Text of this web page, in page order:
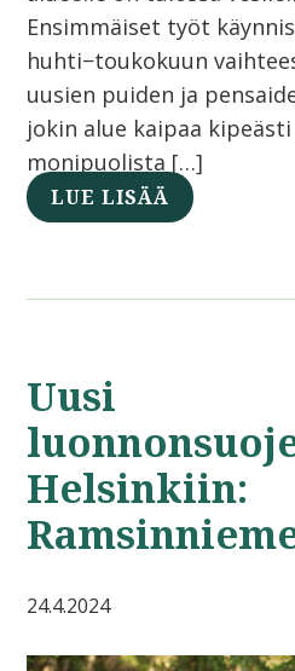
Ensimmäiset työt
huhti−toukokuun
uusien puiden ja
jokin alue kaipaa
monipuolista […]
LUE LISÄÄ
Uusi
Helsinkiin:
24.4.2024